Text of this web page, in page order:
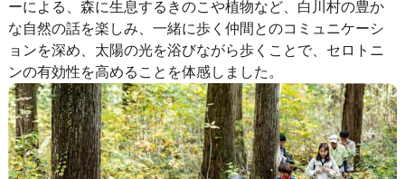
ーによる、森に生息するきのこや植物など、白川村の豊か
な自然の話を楽しみ、一緒に歩く仲間とのコミュニケーシ
ョンを深め、太陽の光を浴びながら歩くことで、セロトニ
ンの有効性を高めることを体感しました。ㅤㅤ